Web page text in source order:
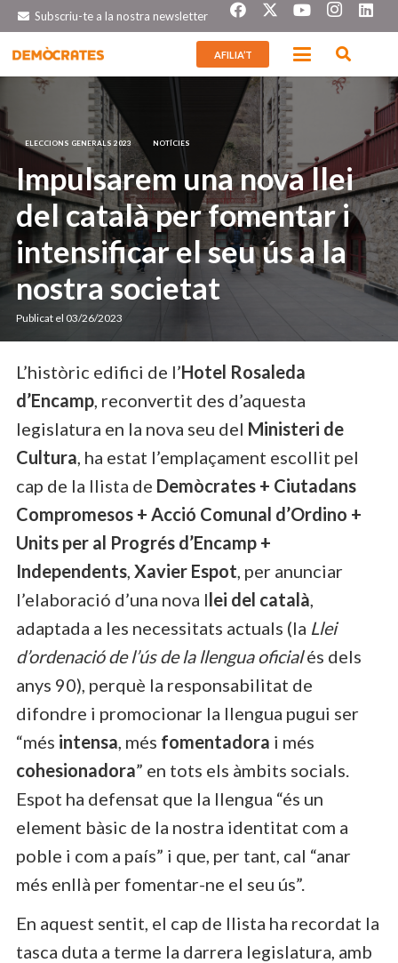
Subscriu-te a la nostra newsletter
AFILIA’T
ELECCIONS GENERALS 2023 NOTÍCIES
Impulsarem una nova llei
del català per fomentar i
intensificar el seu ús a la
nostra societat
Publicat el 03/26/2023
L’històric edifici de l’Hotel Rosaleda
d’Encamp, reconvertit des d’aquesta
legislatura en la nova seu del Ministeri de
Cultura, ha estat l’emplaçament escollit pel
cap de la llista de Demòcrates + Ciutadans
Compromesos + Acció Comunal d’Ordino +
Units per al Progrés d’Encamp +
Independents, Xavier Espot, per anunciar
l’elaboració d’una nova llei del català,
adaptada a les necessitats actuals (la Llei
d’ordenació de l’ús de la llengua oficialés dels
anys 90), perquè la responsabilitat de
difondre i promocionar la llengua pugui ser
“més intensa, més fomentadora i més
cohesionadora” en tots els àmbits socials.
Espot ha defensat que la llengua “és un
element bàsic de la nostra identitat com a
poble i com a país” i que, per tant, cal “anar
més enllà per fomentar-ne el seu ús”.
En aquest sentit, el cap de llista ha recordat la
tasca duta a terme la darrera legislatura, amb